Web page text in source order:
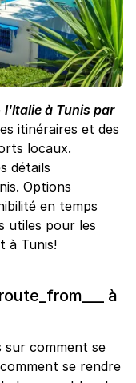
l'Italie à Tunis par
itinéraires et des
locaux.
détails
Options
en temps
utiles pour les
à Tunis!
à
sur comment se
se rendre